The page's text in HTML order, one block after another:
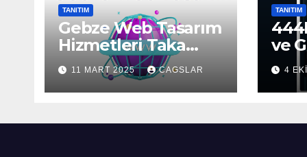
TANITIM
Gebze Web Tasarım
Hizmetleri Taka
Bilişim’de!
11 MART 2025 CAGSLAR
TANITIM
ve
4